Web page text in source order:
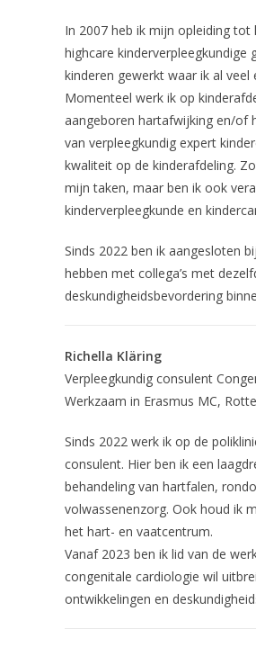
In 2007 heb ik mijn opleiding
highcare kinderverpleegkundige
kinderen gewerkt waar ik al
Momenteel werk ik op
aangeboren hartafwijking en/of
van verpleegkundig expert
kwaliteit op de kinderafdeling.
mijn taken, maar ben ik ook
kinderverpleegkunde en
Sinds 2022 ben ik aangesloten
hebben met collega’s met
deskundigheidsbevordering
Richella Kläring
Verpleegkundig consulent
Werkzaam in Erasmus MC,
Sinds 2022 werk ik op de
consulent. Hier ben ik een
behandeling van hartfalen,
volwassenenzorg. Ook houd ik
het hart- en vaatcentrum.
Vanaf 2023 ben ik lid van de
congenitale cardiologie wil
ontwikkelingen en